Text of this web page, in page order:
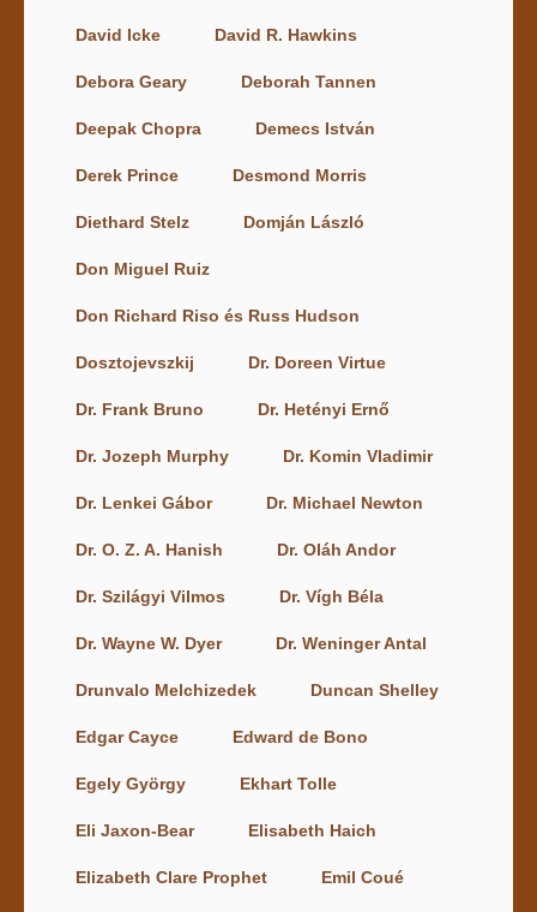
David Icke David R. Hawkins
Debora Geary Deborah Tannen
Deepak Chopra Demecs István
Derek Prince Desmond Morris
Diethard Stelz Domján László
Don Miguel Ruiz
Don Richard Riso és Russ Hudson
Dosztojevszkij Dr. Doreen Virtue
Dr. Frank Bruno Dr. Hetényi Ernő
Dr. Jozeph Murphy Dr. Komin Vladimir
Dr. Lenkei Gábor Dr. Michael Newton
Dr. O. Z. A. Hanish Dr. Oláh Andor
Dr. Szilágyi Vilmos Dr. Vígh Béla
Dr. Wayne W. Dyer Dr. Weninger Antal
Drunvalo Melchizedek Duncan Shelley
Edgar Cayce Edward de Bono
Egely György Ekhart Tolle
Eli Jaxon-Bear Elisabeth Haich
Elizabeth Clare Prophet Emil Coué